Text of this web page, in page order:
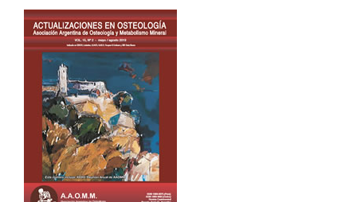
Barra
lateral
del
artículo